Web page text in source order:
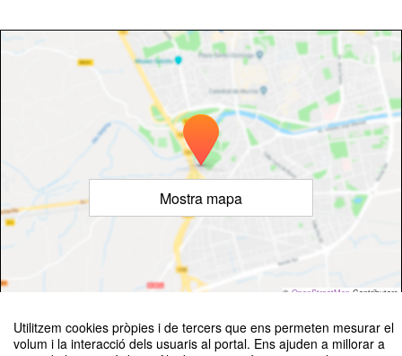
Utilitzem cookies pròpies i de tercers que ens permeten mesurar el
volum i la interacció dels usuaris al portal. Ens ajuden a millorar a
Mostra mapa
© OpenStreetMap Contributors